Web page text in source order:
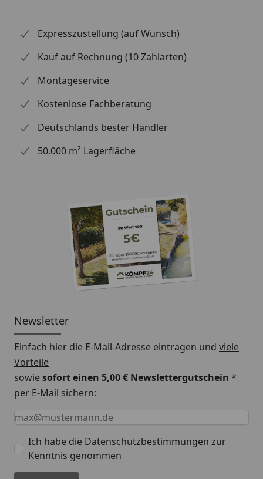
Expresszustellung (auf Wunsch)
Kauf auf Rechnung (10 Zahlarten)
Montageservice
Kostenlose Fachberatung
Deutschlands bester Händler
50.000 m² Lagerfläche
Newsletter
Einfach hier die E-Mail-Adresse eintragen und viele
Vorteile
sowiesofort einen 5,00 € Newslettergutschein *
per E-Mail sichern:
Keine Eingabe erforderlich
Eingabe erforderlich
E-Mail *
Ich habe die Datenschutzbestimmungen zur
Kenntnis genommen